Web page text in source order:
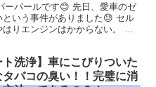
ーパールです😊 先日、愛車のゼ
いう事件がありました😓 セル
りエンジンはかからない。 お
ト洗浄】車にこびりついた
タバコの臭い！！完璧に消